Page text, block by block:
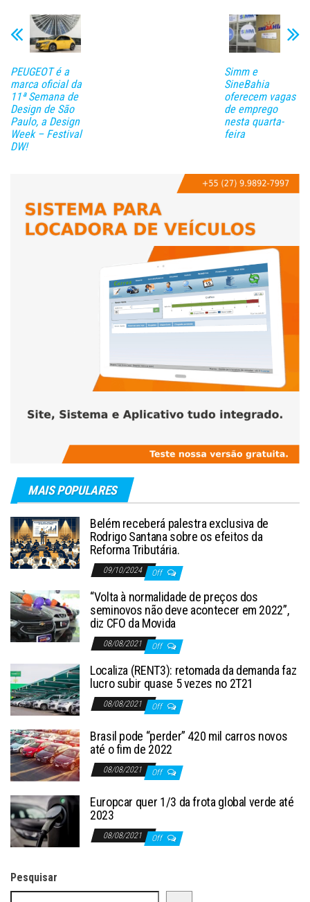
PEUGEOT é a
marca oficial da
11ª Semana de
Design de São
Paulo, a Design
Week – Festival
DW!
Simm e
SineBahia
oferecem vagas
de emprego
nesta quarta-
feira
MAIS POPULARES
Belém receberá palestra exclusiva de
Rodrigo Santana sobre os efeitos da
Reforma Tributária.
09/10/2024 Off
“Volta à normalidade de preços dos
seminovos não deve acontecer em 2022”,
diz CFO da Movida
08/08/2021 Off
Localiza (RENT3): retomada da demanda faz
lucro subir quase 5 vezes no 2T21
08/08/2021 Off
Brasil pode “perder” 420 mil carros novos
até o fim de 2022
08/08/2021 Off
Europcar quer 1/3 da frota global verde até
2023
08/08/2021 Off
Pesquisar